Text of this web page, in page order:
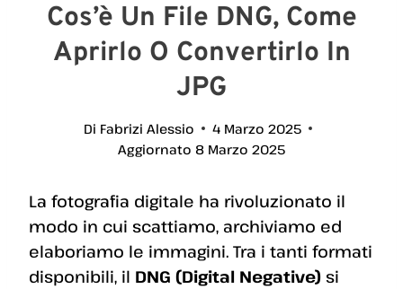
Cos’è Un File DNG, Come
Aprirlo O Convertirlo In
JPG
Di Fabrizi Alessio
4 Marzo 2025
Aggiornato 8 Marzo 2025
La fotografia digitale ha rivoluzionato il
modo in cui scattiamo, archiviamo ed
elaboriamo le immagini. Tra i tanti formati
disponibili, il DNG (Digital Negative) si